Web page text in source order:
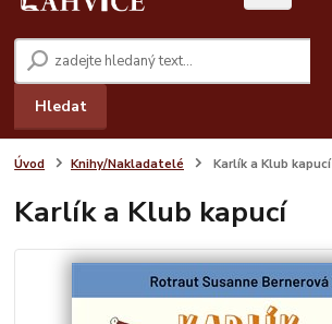
Hledat
Úvod Knihy/Nakladatelé Karlík a Klub kapucí
Karlík a Klub kapucí